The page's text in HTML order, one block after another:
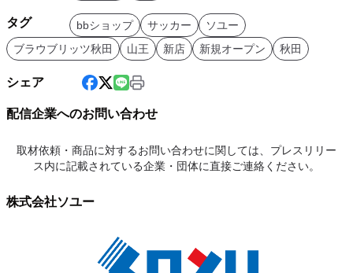
タグ bbショップ サッカー
ソユー
ブラウブリッツ秋田
山王 新店 新規オープン 秋田
シェア
配信企業へのお問い合わせ
取材依頼・商品に対するお問い合わせに関しては、プレスリリー
ス内に記載されている企業・団体に直接ご連絡ください。
株式会社ソユー